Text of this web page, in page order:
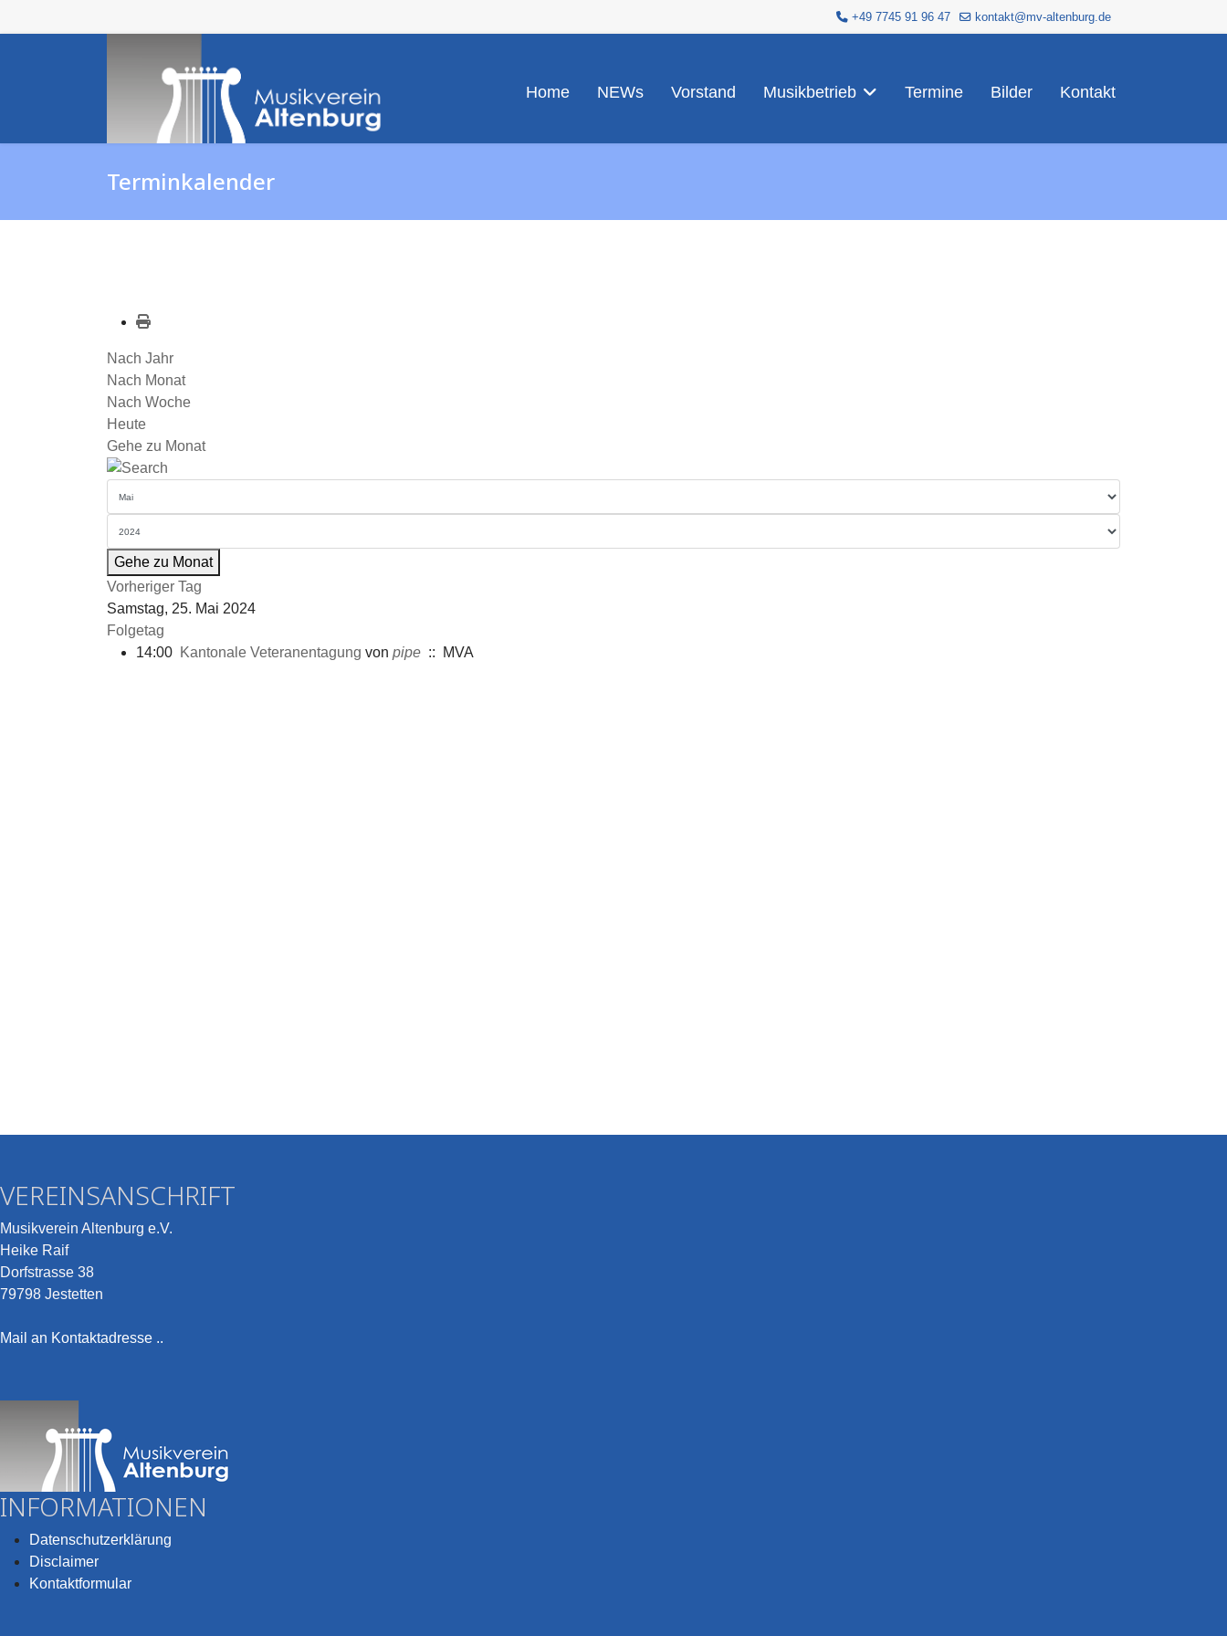
+49 7745 91 96 47 kontakt@mv-altenburg.de
Home NEWs Vorstand Musikbetrieb Termine Bilder Kontakt
Terminkalender
Nach Jahr
Nach Monat
Nach Woche
Heute
Gehe zu Monat
Gehe zu Monat
Vorheriger Tag
Samstag, 25. Mai 2024
Folgetag
14:00 Kantonale Veteranentagung von pipe :: MVA
VEREINSANSCHRIFT
Musikverein Altenburg e.V.
Heike Raif
Dorfstrasse 38
79798 Jestetten
Mail an Kontaktadresse ..
INFORMATIONEN
Datenschutzerklärung
Disclaimer
Kontaktformular